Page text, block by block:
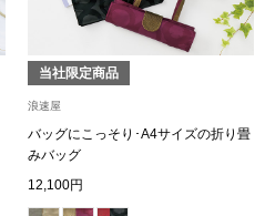
デニム
当社限定商品
浪速屋
バッグにこっそり･A4サイズの折り畳
みバッグ
12,100円